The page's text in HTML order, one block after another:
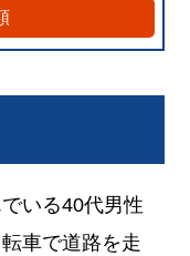
いる40代男性
車で道路を走